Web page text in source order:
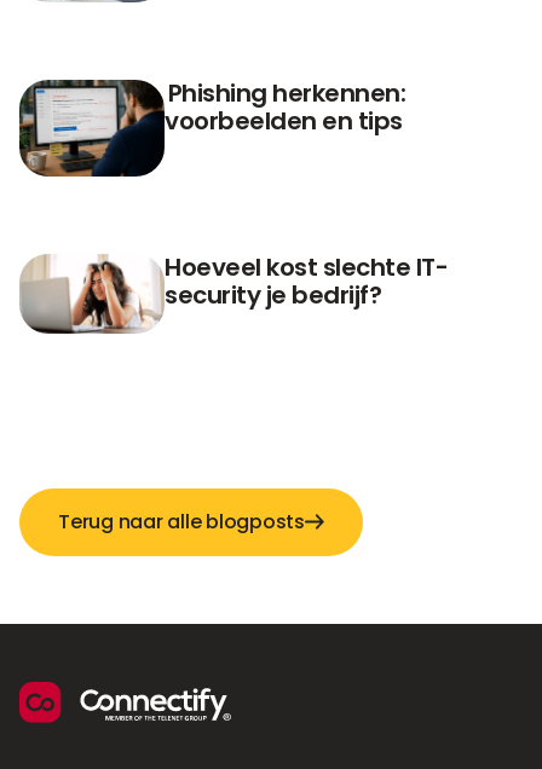
Phishing herkennen:
voorbeelden en tips
Hoeveel kost slechte IT-
security je bedrijf?
Terug naar alle blogposts